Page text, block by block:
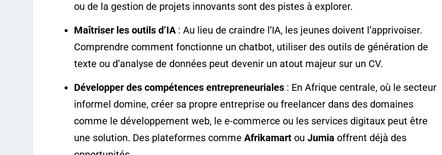
ou de la gestion de projets innovants sont des pistes à explorer.
Maîtriser les outils d’IA: Au lieu de craindre l’IA, les jeunes doivent l’apprivoiser.
Comprendre comment fonctionne un chatbot, utiliser des outils de génération de
texte ou d’analyse de données peut devenir un atout majeur sur un CV.
Développer des compétences entrepreneuriales : En Afrique centrale, où le secteur
informel domine, créer sa propre entreprise ou freelancer dans des domaines
comme le développement web, le e-commerce ou les services digitaux peut être
une solution. Des plateformes commeAfrikamart ouJumia offrent déjà des